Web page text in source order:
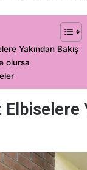
Yakından Bakış
olursa